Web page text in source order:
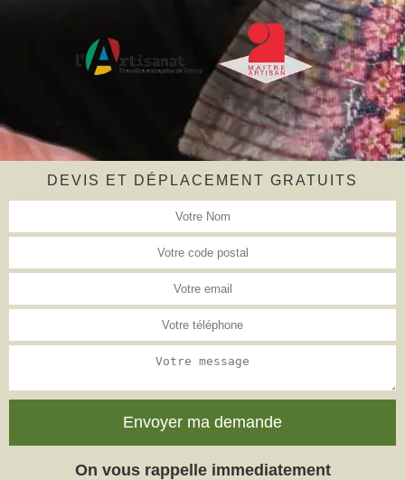
DEVIS ET DÉPLACEMENT GRATUITS
On vous rappelle immediatement